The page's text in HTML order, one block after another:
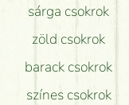
sárga csokrok
zöld csokrok
barack csokrok
színes csokrok